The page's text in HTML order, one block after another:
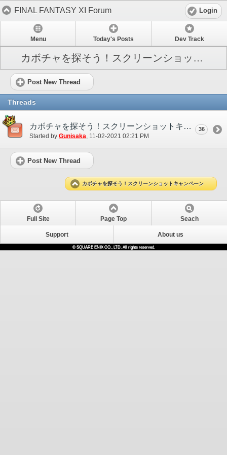
FINAL FANTASY XI Forum Login
Menu Today's Posts Dev Track
カボチャを探そう！スクリーンショットキャンペーン
Post New Thread
Threads
カボチャを探そう！スクリーンショットキャンペーン
Started by Gunisaka‎, 11-02-2021 02:21 PM
36
Post New Thread
カボチャを探そう！スクリーンショットキャンペーン
Full Site Page Top Seach
Support About us
© SQUARE ENIX CO., LTD. All rights reserved.